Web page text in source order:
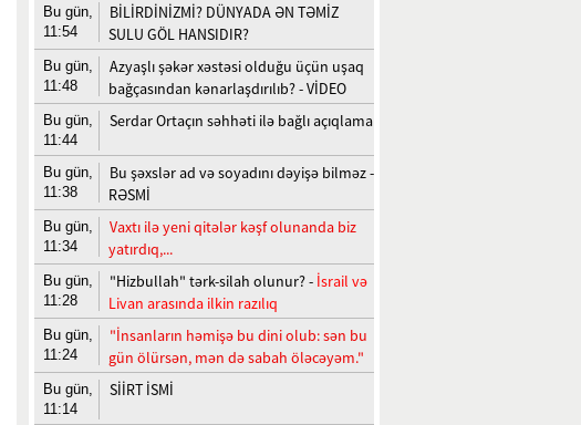
Bu gün,
11:54
BİLİRDİNİZMİ? DÜNYADA ƏN TƏMİZ
SULU GÖL HANSIDIR?
Bu gün,
11:48
Azyaşlı şəkər xəstəsi olduğu üçün uşaq
bağçasından kənarlaşdırılıb? - VİDEO
Bu gün,
11:44
Serdar Ortaçın səhhəti ilə bağlı açıqlama
Bu gün,
11:38
Bu şəxslər ad və soyadını dəyişə bilməz -
RƏSMİ
Bu gün,
11:34
Vaxtı ilə yeni qitələr kəşf olunanda biz
yatırdıq,...
Bu gün,
11:28
"Hizbullah" tərk-silah olunur? - İsrail və
Livan arasında ilkin razılıq
Bu gün,
11:24
"İnsanların həmişə bu dini olub: sən bu
gün ölürsən, mən də sabah öləcəyəm."
Bu gün,
11:14
SİİRT İSMİ